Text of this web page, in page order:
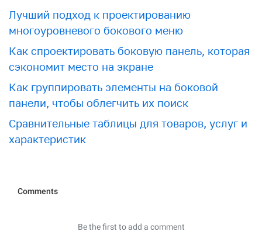
Лучший подход к проектированию
многоуровневого бокового меню
Как спроектировать боковую панель, которая
сэкономит место на экране
Как группировать элементы на боковой
панели, чтобы облегчить их поиск
Сравнительные таблицы для товаров, услуг и
характеристик